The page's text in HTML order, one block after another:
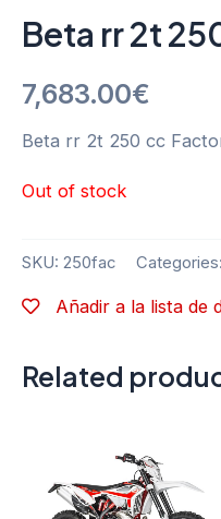
Beta rr 2t
7,683.00€
Beta rr 2t 250 cc
Out of stock
SKU: 250fac Categories:
Añadir a la lista de
Related